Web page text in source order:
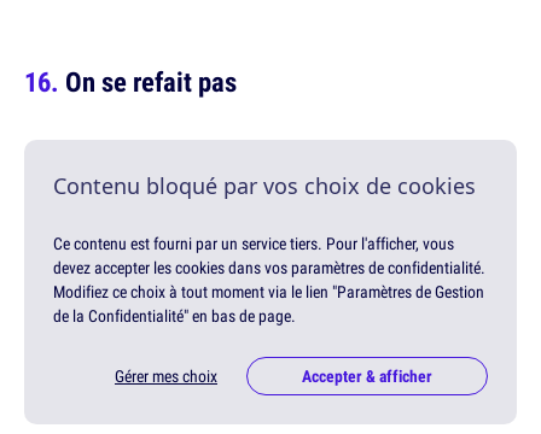
On se refait pas
Contenu bloqué par vos choix de cookies
Ce contenu est fourni par un service tiers. Pour l'afficher, vous
devez accepter les cookies dans vos paramètres de confidentialité.
Modifiez ce choix à tout moment via le lien "Paramètres de Gestion
de la Confidentialité" en bas de page.
Gérer mes choix Accepter & afficher